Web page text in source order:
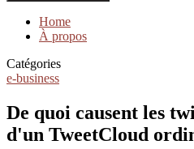
Home
À propos
Catégories
e-business
De quoi causent les
d'un TweetCloud